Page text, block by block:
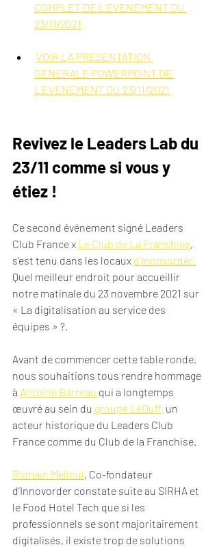
COMPLET DE L'EVENEMENT DU
23/11/2021
VOIR LA PRESENTATION
GENERALE POWERPOINT DE
L'EVENEMENT DU 23/11/2021
Revivez le Leaders Lab du
23/11 comme si vous y
étiez !
Ce second événement signé Leaders
Club France x Le Club de La Franchise,
s’est tenu dans les locaux d’Innovorder.
Quel meilleur endroit pour accueillir
notre matinale du 23 novembre 2021 sur
« La digitalisation au service des
équipes » ?.
Avant de commencer cette table ronde,
nous souhaitions tous rendre hommage
à Antoine Barreau qui a longtemps
œuvré au sein du groupe LeDuff, un
acteur historique du Leaders Club
France comme du Club de la Franchise.
Romain Melloul, Co-fondateur
d’Innovorder constate suite au SIRHA et
le Food Hotel Tech que si les
professionnels se sont majoritairement
digitalisés, il existe trop de solutions